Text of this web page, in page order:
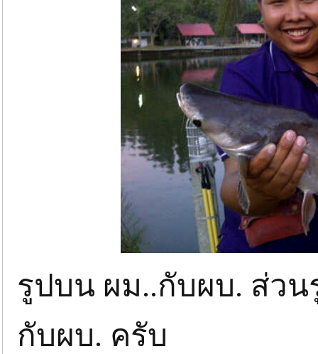
รูปบน ผม..กับผบ. ส่ว
กับผบ. ครับ